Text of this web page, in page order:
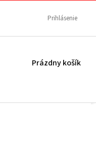
Prihlásenie
NÁKUPNÝ
Prázdny košík